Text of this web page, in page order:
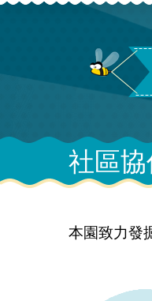
社區
本園致力發